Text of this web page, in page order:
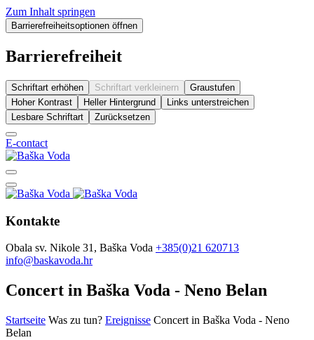
Zum Inhalt springen
Barrierefreiheitsoptionen öffnen
Barrierefreiheit
Schriftart erhöhen Schriftart verkleinern
Graustufen
Hoher Kontrast
Heller Hintergrund
Links unterstreichen
Lesbare Schriftart
Zurücksetzen
E-contact
Kontakte
Obala sv. Nikole 31, Baška Voda +385(0)21 620713
info@baskavoda.hr
Concert in Baška Voda - Neno Belan
Startseite Was zu tun? Ereignisse Concert in Baška Voda - Neno
Belan